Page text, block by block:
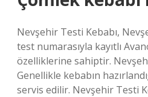
Nevşehir Testi Kebabı,
test numarasıyla kayıtlı
özelliklerine sahiptir.
Genellikle kebabın
servis edilir. Nevşehir Testi